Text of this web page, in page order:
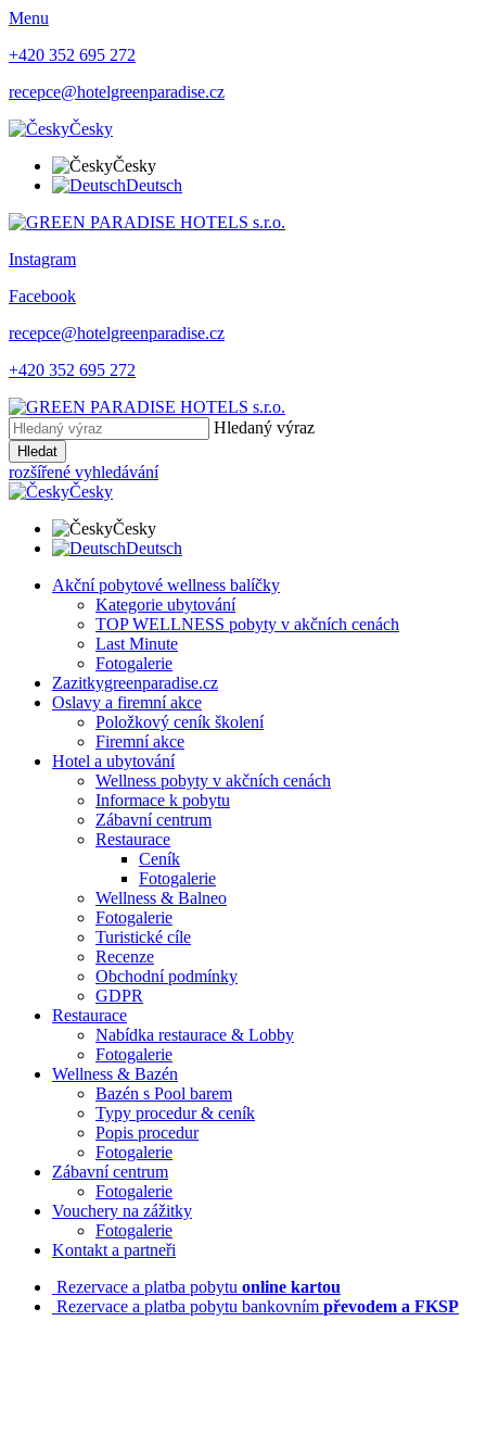
Menu
+420 352 695 272
recepce@hotelgreenparadise.cz
Česky
Česky
Deutsch
Instagram
Facebook
recepce@hotelgreenparadise.cz
+420 352 695 272
Hledaný výraz
Hledat
rozšířené vyhledávání
Česky
Česky
Deutsch
Akční pobytové wellness balíčky
Kategorie ubytování
TOP WELLNESS pobyty v akčních cenách
Last Minute
Fotogalerie
Zazitkygreenparadise.cz
Oslavy a firemní akce
Položkový ceník školení
Firemní akce
Hotel a ubytování
Wellness pobyty v akčních cenách
Informace k pobytu
Zábavní centrum
Restaurace
Ceník
Fotogalerie
Wellness & Balneo
Fotogalerie
Turistické cíle
Recenze
Obchodní podmínky
GDPR
Restaurace
Nabídka restaurace & Lobby
Fotogalerie
Wellness & Bazén
Bazén s Pool barem
Typy procedur & ceník
Popis procedur
Fotogalerie
Zábavní centrum
Fotogalerie
Vouchery na zážitky
Fotogalerie
Kontakt a partneři
Rezervace a platba pobytu online kartou
Rezervace a platba pobytu bankovním převodem a FKSP